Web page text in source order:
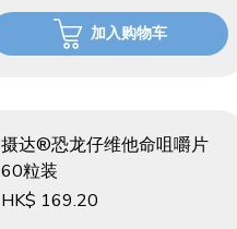
加入购物车
摄达®恐龙仔维他命咀嚼片
60粒装
HK$ 169.20